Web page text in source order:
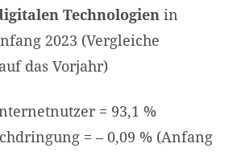
Technologien in
2023 (Vergleiche
das Vorjahr)
= 93,1 %
= – 0,09 % (Anfang